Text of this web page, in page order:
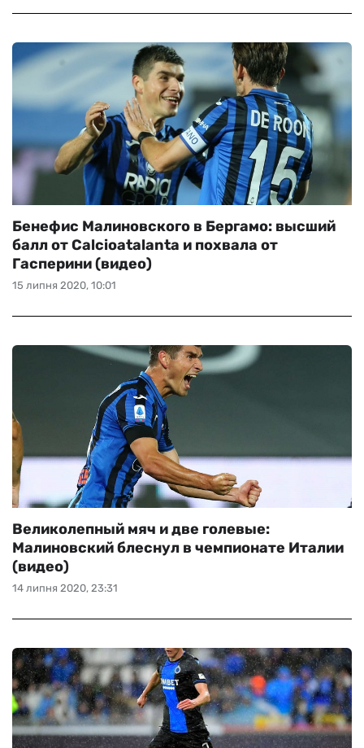
15 липня 2020, 10:01
Бенефис Малиновского в Бергамо: высший
балл от Calcioatalanta и похвала от
Гасперини (видео)
14 липня 2020, 23:31
Великолепный мяч и две голевые:
Малиновский блеснул в чемпионате Италии
(видео)